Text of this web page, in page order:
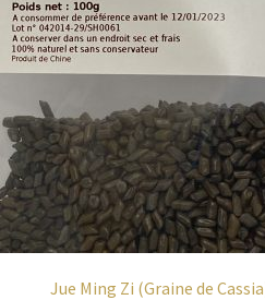
Jue Ming Zi (Graine de